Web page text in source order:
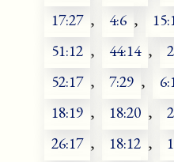
17:27 , 4:6 ,
51:12 , 44:14 ,
52:17 , 7:29 ,
18:19 , 18:20 ,
26:17 , 18:12 ,